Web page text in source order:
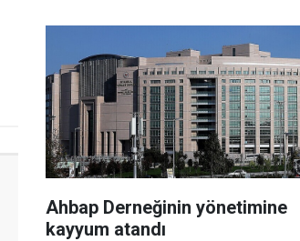
Ahbap Derneğinin yönetimine
kayyum atandı